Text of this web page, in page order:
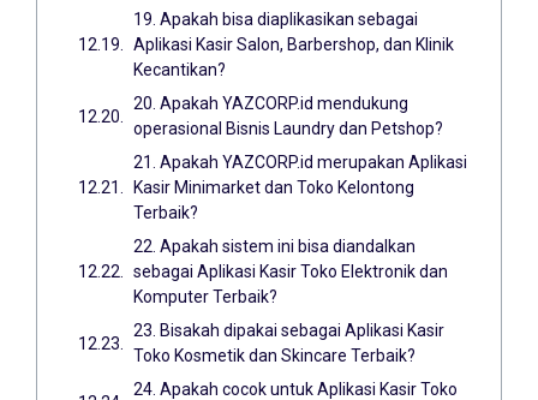
19. Apakah bisa diaplikasikan sebagai
Aplikasi Kasir Salon, Barbershop, dan Klinik
Kecantikan?
20. Apakah YAZCORP.id mendukung
operasional Bisnis Laundry dan Petshop?
21. Apakah YAZCORP.id merupakan Aplikasi
Kasir Minimarket dan Toko Kelontong
Terbaik?
22. Apakah sistem ini bisa diandalkan
sebagai Aplikasi Kasir Toko Elektronik dan
Komputer Terbaik?
23. Bisakah dipakai sebagai Aplikasi Kasir
Toko Kosmetik dan Skincare Terbaik?
24. Apakah cocok untuk Aplikasi Kasir Toko